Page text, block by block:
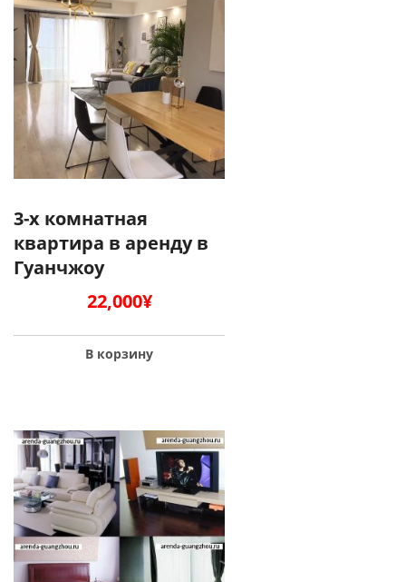
3-х комнатная
квартира в аренду в
Гуанчжоу
22,000¥
В корзину